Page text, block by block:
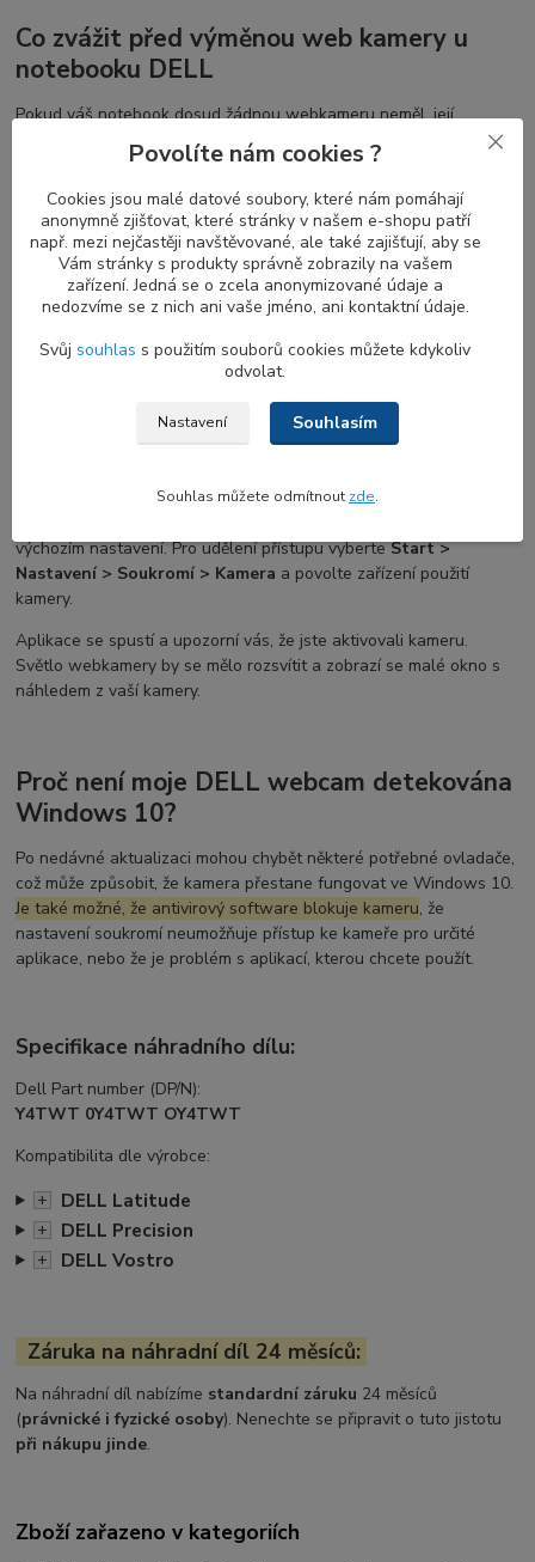
Co zvážit před výměnou web kamery u
notebooku DELL
Pokud váš notebook dosud žádnou webkameru neměl, její
instalace bude zahrnovat i výměnu několika dalších dílů, zejména
LCD displej rámečku s otvorem pro webkameru
případech také výměnuLVDS flex display kabelu
s konektorem
pro připojení k webkameře.
Vaše kamera však nemusí být poškozena a může být užitečné
zkusit následující kroky pro obnovu její funkčnosti bez nutnosti
pořizovat nový náhradní díl.
Jak zjistit, zda moje notebook webkamera
povolit aplikacím přístup k vaší kameře. V novějších verzích
výchozím nastavení. Pro udělení přístupu vyberteStart >
Nastavení > Soukromí > Kamera a povolte zařízení použití
kamery.
Aplikace se spustí a upozorní vás, že jste aktivovali kameru.
Světlo webkamery by se mělo rozsvítit a zobrazí se malé okno s
náhledem z vaší kamery.
Proč není moje DELL webcam detekována
Windows 10?
Po nedávné aktualizaci mohou chybět některé potřebné ovladače,
což může způsobit, že kamera přestane fungovat ve Windows 10.
Je také možné, že antivirový software blokuje kameru, že
nastavení soukromí neumožňuje přístup ke kameře pro určité
aplikace, nebo že je problém s aplikací, kterou chcete použít.
Specifikace náhradního dílu:
Dell Part number (DP/N):
Y4TWT 0Y4TWT OY4TWT
Kompatibilita dle výrobce:
+
DELL Latitude
+ DELL Precision
+ DELL Vostro
Záruka na náhradní díl 24 měsíců:
Na náhradní díl nabízíme standardní záruku 24 měsíců
(právnické i fyzické osoby). Nenechte se připravit o tuto jistotu
při nákupu jinde.
Zboží zařazeno v kategoriích
Povolíte nám cookies ?
Cookies jsou malé datové soubory, které nám pomáhají
anonymně zjišťovat, které stránky v našem e-shopu patří
např. mezi nejčastěji navštěvované, ale také zajišťují, aby se
Vám stránky s produkty správně zobrazily na vašem
zařízení. Jedná se o zcela anonymizované údaje a
nedozvíme se z nich ani vaše jméno, ani kontaktní údaje.
Svůj souhlas s použitím souborů cookies můžete kdykoliv
odvolat.
Nastavení Souhlasím
Souhlas můžete odmítnout zde.